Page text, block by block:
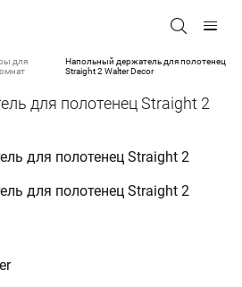
для
Напольный держатель для полотенец
Straight 2 Walter Decor
для полотенец Straight 2